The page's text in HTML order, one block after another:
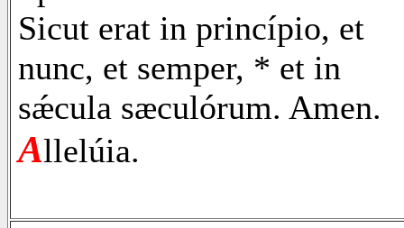
Sicut erat in princípio, et
nunc, et semper, * et in
sǽcula sæculórum. Amen.
Allelúia.